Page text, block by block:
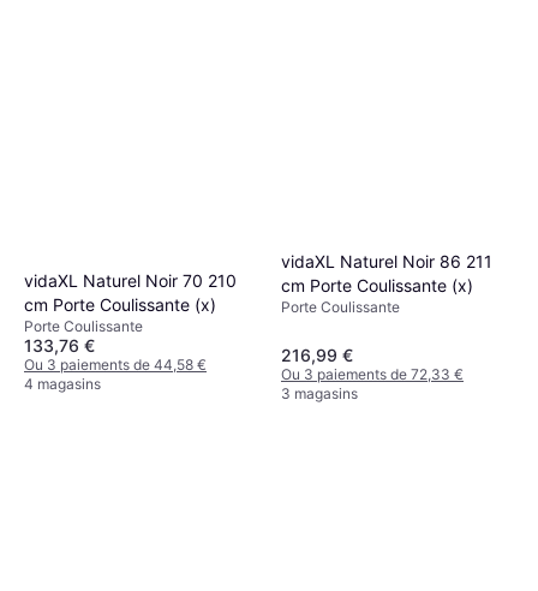
vidaXL Naturel Noir 70 210
cm Porte Coulissante (x)
Porte Coulissante
133,76 €
Ou 3 paiements de 44,58 €
4 magasins
vidaXL Naturel Noir 86 211
cm Porte Coulissante (x)
Porte Coulissante
216,99 €
Ou 3 paiements de 72,33 €
3 magasins